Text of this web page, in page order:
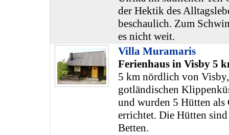
der Hektik des
beschaulich. Zum
es nicht weit.
Villa Muramaris
Ferienhaus in Visby 5
5 km nördlich von
gotländischen
und wurden 5 Hütten als
errichtet. Die Hütten
Betten.